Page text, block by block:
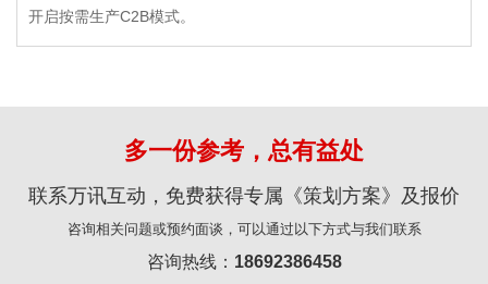
开启按需生产C2B模式。
多一份参考，总有益处
联系万讯互动，免费获得专属《策划方案》及报价
咨询相关问题或预约面谈，可以通过以下方式与我们联系
咨询热线： 18692386458